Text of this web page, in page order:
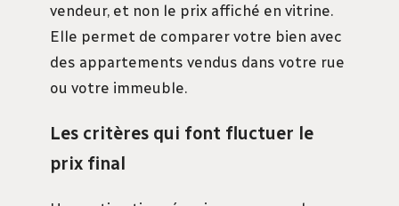
vendeur, et non le prix affiché en vitrine.
Elle permet de comparer votre bien avec
des appartements vendus dans votre rue
ou votre immeuble.
Les critères qui font fluctuer le
prix final